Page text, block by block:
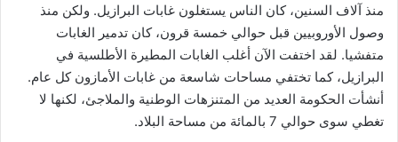
منذ آلاف السنين، كان الناس يستغلون غابات البرازيل. ولكن منذ
وصول الأوروبيين قبل حوالي خمسة قرون، كان تدمير الغابات
متفشيا. لقد اختفت الآن أغلب الغابات المطيرة الأطلسية في
البرازيل، كما تختفي مساحات شاسعة من غابات الأمازون كل عام.
أنشأت الحكومة العديد من المتنزهات الوطنية والملاجئ، لكنها لا
تغطي سوى حوالي 7 بالمائة من مساحة البلاد.